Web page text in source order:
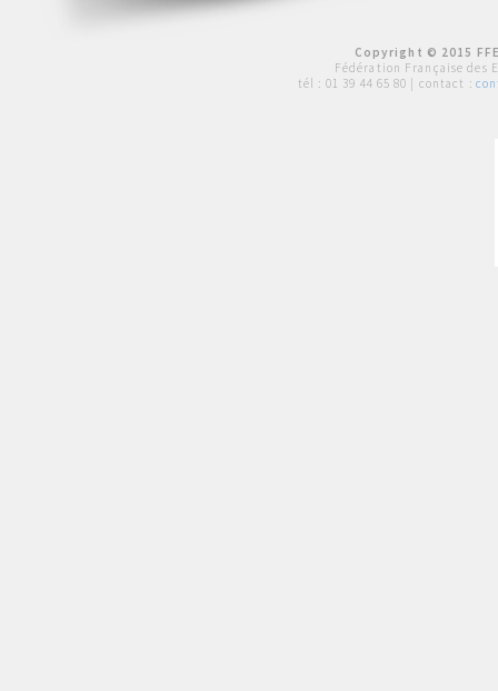
Copyright © 2015
Fédération Française des
tél : 01 39 44 65 80 | contact :